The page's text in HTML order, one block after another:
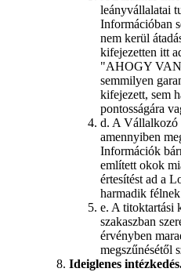
leányvállalatai
Információban
nem kerül
kifejezetten itt
"AHOGY
semmilyen
kifejezett, sem
pontosságára
d. A Vállalkozó
amennyiben
Információk
említett okok
értesítést ad a
harmadik
e. A titoktartási
szakaszban
érvényben
megszűnésétől
Ideiglenes